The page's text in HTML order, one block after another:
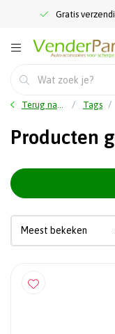
Gratis
Terug naar home Tags
Producten